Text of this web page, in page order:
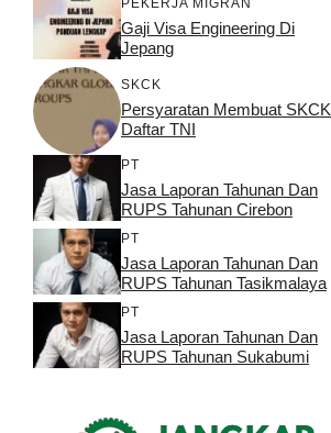
PEKERJA MIGRAN
Gaji Visa Engineering Di
Jepang
SKCK
Persyaratan Membuat SKCK
Daftar TNI
PT
Jasa Laporan Tahunan Dan
RUPS Tahunan Cirebon
PT
Jasa Laporan Tahunan Dan
RUPS Tahunan Tasikmalaya
PT
Jasa Laporan Tahunan Dan
RUPS Tahunan Sukabumi